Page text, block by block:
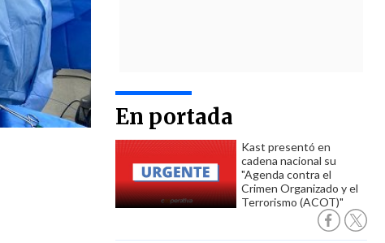
En portada
Kast presentó en
cadena nacional su
"Agenda contra el
Crimen Organizado y el
Terrorismo (ACOT)"